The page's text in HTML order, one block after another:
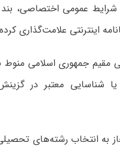
شرایط عمومی اختصاصی،
اینترنتی علامت‌گذاری
مقیم جمهوری اسلامی
یا شناسایی معتبر در
به انتخاب رشته‌های